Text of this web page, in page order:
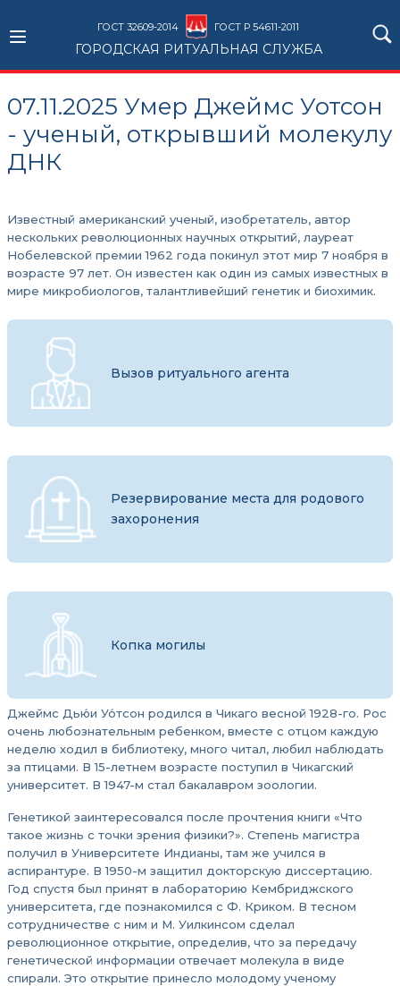
ГОСТ 32609-2014 ГОСТ Р 54611-2011
ГОРОДСКАЯ РИТУАЛЬНАЯ СЛУЖБА
07.11.2025 Умер Джеймс Уотсон
- ученый, открывший молекулу
ДНК
Известный американский ученый, изобретатель, автор
нескольких революционных научных открытий, лауреат
Нобелевской премии 1962 года покинул этот мир 7 ноября в
возрасте 97 лет. Он известен как один из самых известных в
мире микробиологов, талантливейший генетик и биохимик.
Вызов ритуального агента
Резервирование места для родового
захоронения
Копка могилы
Джеймс Дью́и Уо́тсон родился в Чикаго весной 1928-го. Рос
очень любознательным ребенком, вместе с отцом каждую
неделю ходил в библиотеку, много читал, любил наблюдать
за птицами. В 15-летнем возрасте поступил в Чикагский
университет. В 1947-м стал бакалавром зоологии.
Генетикой заинтересовался после прочтения книги «Что
такое жизнь с точки зрения физики?». Степень магистра
получил в Университете Индианы, там же учился в
аспирантуре. В 1950-м защитил докторскую диссертацию.
Год спустя был принят в лабораторию Кембриджского
университета, где познакомился с Ф. Криком. В тесном
сотрудничестве с ним и М. Уилкинсом сделал
революционное открытие, определив, что за передачу
генетической информации отвечает молекула в виде
спирали. Это открытие принесло молодому ученому